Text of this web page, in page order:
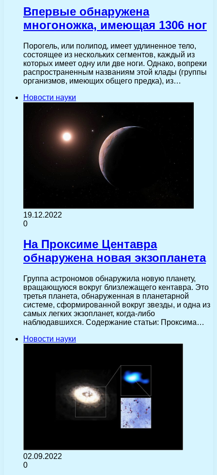
Впервые обнаружена
многоножка, имеющая 1306 ног
Порогель, или полипод, имеет удлиненное тело,
состоящее из нескольких сегментов, каждый из
которых имеет одну или две ноги. Однако, вопреки
распространенным названиям этой клады (группы
организмов, имеющих общего предка), из…
Новости науки
19.12.2022
0
На Проксиме Центавра
обнаружена новая экзопланета
Группа астрономов обнаружила новую планету,
вращающуюся вокруг близлежащего кентавра. Это
третья планета, обнаруженная в планетарной
системе, сформированной вокруг звезды, и одна из
самых легких экзопланет, когда-либо
наблюдавшихся. Содержание статьи: Проксима…
Новости науки
02.09.2022
0